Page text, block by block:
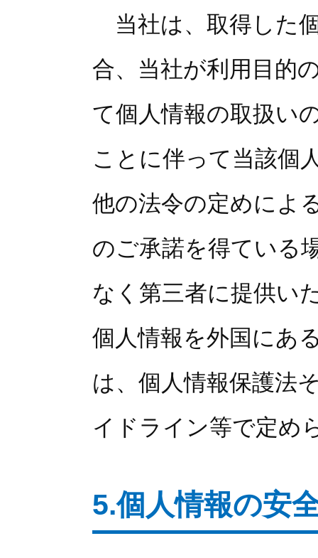
当社は、取得した
合、当社が利用目的
て個人情報の取扱い
ことに伴って当該個
他の法令の定めによ
のご承諾を得ている
なく第三者に提供い
個人情報を外国にあ
は、個人情報保護法
イドライン等で定め
5.個人情報の安